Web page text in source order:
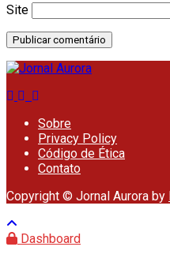
Site
Sobre
Privacy Policy
Código de Ética
Contato
Copyright © Jornal Aurora by
Dashboard